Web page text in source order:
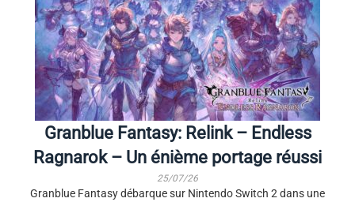
Granblue Fantasy: Relink – Endless
Ragnarok – Un énième portage réussi
25/07/26
Granblue Fantasy débarque sur Nintendo Switch 2 dans une